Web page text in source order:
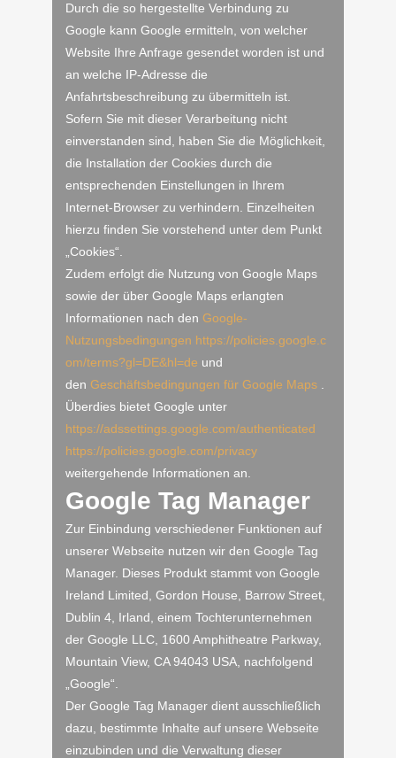
Durch die so hergestellte Verbindung zu
Google kann Google ermitteln, von welcher
Website Ihre Anfrage gesendet worden ist und
an welche IP-Adresse die
Anfahrtsbeschreibung zu übermitteln ist.
Sofern Sie mit dieser Verarbeitung nicht
einverstanden sind, haben Sie die Möglichkeit,
die Installation der Cookies durch die
entsprechenden Einstellungen in Ihrem
Internet-Browser zu verhindern. Einzelheiten
hierzu finden Sie vorstehend unter dem Punkt
„Cookies“.
Zudem erfolgt die Nutzung von Google Maps
sowie der über Google Maps erlangten
Informationen nach den Google-
Nutzungsbedingungen https://policies.google.c
om/terms?gl=DE&hl=de und
den Geschäftsbedingungen für Google Maps
Überdies bietet Google unter
https://adssettings.google.com/authenticated
https://policies.google.com/privacy
weitergehende Informationen an.
Google Tag Manager
Zur Einbindung verschiedener Funktionen auf
unserer Webseite nutzen wir den Google Tag
Manager. Dieses Produkt stammt von Google
Ireland Limited, Gordon House, Barrow Street,
Dublin 4, Irland, einem Tochterunternehmen
der Google LLC, 1600 Amphitheatre Parkway,
Mountain View, CA 94043 USA, nachfolgend
„Google“.
Der Google Tag Manager dient ausschließlich
dazu, bestimmte Inhalte auf unsere Webseite
einzubinden und die Verwaltung dieser